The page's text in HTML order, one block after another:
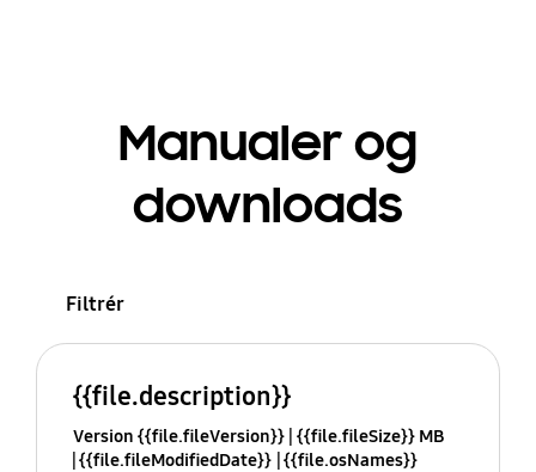
Manualer og
downloads
Filtrér
{{file.description}}
Version {{file.fileVersion}} {{file.fileSize}} MB
{{file.fileModifiedDate}} {{file.osNames}}